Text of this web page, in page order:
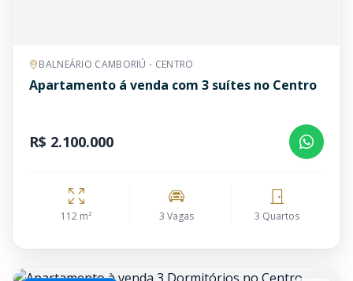
BALNEÁRIO CAMBORIÚ - CENTRO
Apartamento á venda com 3 suítes no Centro
R$ 2.100.000
112 m² 3 Vagas 3 Quartos